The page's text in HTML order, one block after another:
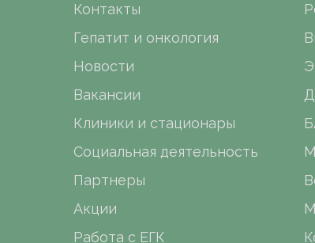
Контакты
Гепатит и онкология
Новости
Вакансии
Клиники и стационары
Социальная деятельность
Партнеры
Акции
Работа с ЕГК